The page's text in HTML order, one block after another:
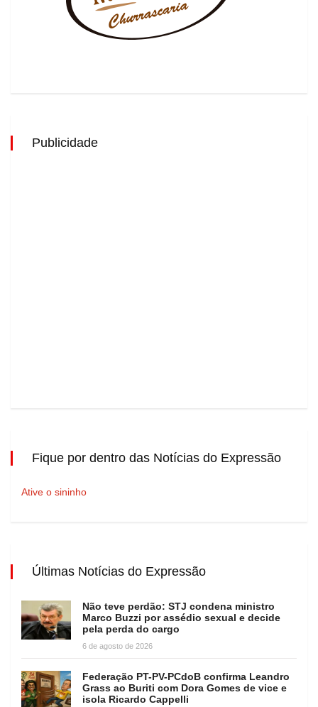
Publicidade
Fique por dentro das Notícias do Expressão
Ative o sininho
Últimas Notícias do Expressão
Não teve perdão: STJ condena ministro
Marco Buzzi por assédio sexual e decide
pela perda do cargo
6 de agosto de 2026
Federação PT-PV-PCdoB confirma Leandro
Grass ao Buriti com Dora Gomes de vice e
isola Ricardo Cappelli